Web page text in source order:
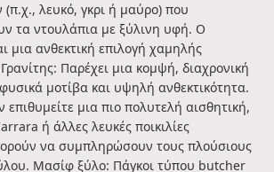
(π.χ., λευκό, γκρι ή μαύρο) που
τα ντουλάπια με ξύλινη υφή. Ο
μια ανθεκτική επιλογή χαμηλής
Παρέχει μια κομψή, διαχρονική
μοτίβα και υψηλή ανθεκτικότητα.
μια πιο πολυτελή αισθητική,
ή άλλες λευκές ποικιλίες
να συμπληρώσουν τους πλούσιους
Μασίφ ξύλο: Πάγκοι τύπου butcher